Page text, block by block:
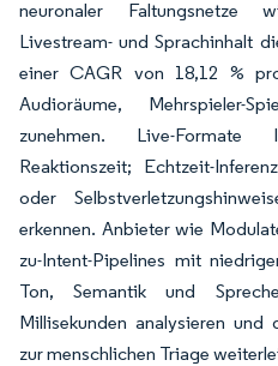
neuronaler Faltungsnetze
Livestream- und Sprachinhalt
einer CAGR von 18,12 %
Audioräume, Mehrspieler-
zunehmen. Live-
Reaktionszeit; Echtzeit-
oder
erkennen. Anbieter wie
zu-Intent-Pipelines mit
Ton, Semantik und
Millisekunden analysieren und
zur menschlichen Triage